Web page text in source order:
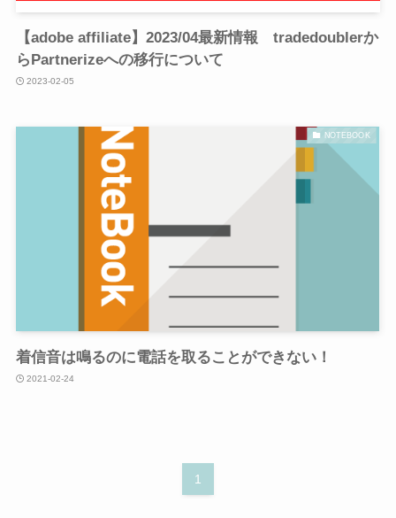
【adobe affiliate】2023/04最新情報 tradedoublerか
らPartnerizeへの移行について
2023-02-05
NOTEBOOK
着信音は鳴るのに電話を取ることができない！
2021-02-24
1